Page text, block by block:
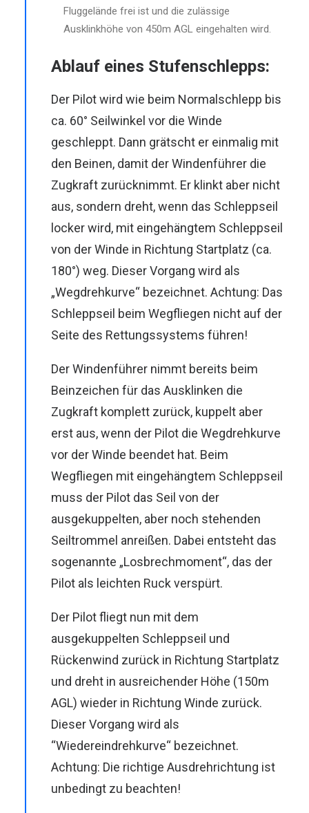
Fluggelände frei ist und die zulässige
Ausklinkhöhe von 450m AGL eingehalten wird.
Ablauf eines Stufenschlepps:
Der Pilot wird wie beim Normalschlepp bis
ca. 60° Seilwinkel vor die Winde
geschleppt. Dann grätscht er einmalig mit
den Beinen, damit der Windenführer die
Zugkraft zurücknimmt. Er klinkt aber nicht
aus, sondern dreht, wenn das Schleppseil
locker wird, mit eingehängtem Schleppseil
von der Winde in Richtung Startplatz (ca.
180°) weg. Dieser Vorgang wird als
„Wegdrehkurve“ bezeichnet. Achtung: Das
Schleppseil beim Wegfliegen nicht auf der
Seite des Rettungssystems führen!
Der Windenführer nimmt bereits beim
Beinzeichen für das Ausklinken die
Zugkraft komplett zurück, kuppelt aber
erst aus, wenn der Pilot die Wegdrehkurve
vor der Winde beendet hat. Beim
Wegfliegen mit eingehängtem Schleppseil
muss der Pilot das Seil von der
ausgekuppelten, aber noch stehenden
Seiltrommel anreißen. Dabei entsteht das
sogenannte „Losbrechmoment“, das der
Pilot als leichten Ruck verspürt.
Der Pilot fliegt nun mit dem
ausgekuppelten Schleppseil und
Rückenwind zurück in Richtung Startplatz
und dreht in ausreichender Höhe (150m
AGL) wieder in Richtung Winde zurück.
Dieser Vorgang wird als
“Wiedereindrehkurve“ bezeichnet.
Achtung: Die richtige Ausdrehrichtung ist
unbedingt zu beachten!